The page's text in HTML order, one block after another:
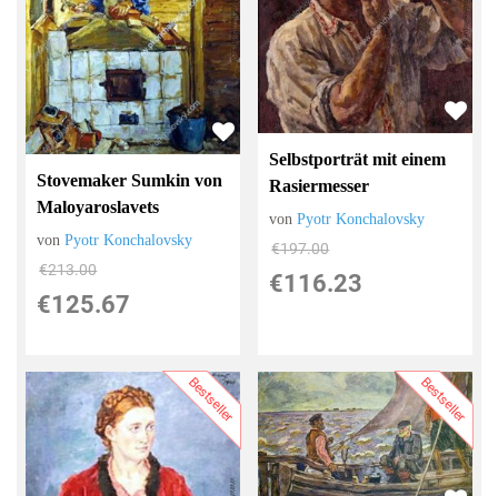
Stovemaker Sumkin von
Maloyaroslavets
vonPyotr Konchalovsky
€213.00
€125.67
Selbstporträt mit einem
Rasiermesser
vonPyotr Konchalovsky
€197.00
€116.23
Bestseller Bestseller